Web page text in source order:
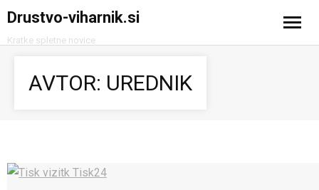
Drustvo-viharnik.si
Kratke spletne novice
Turizem
AVTOR: UREDNIK